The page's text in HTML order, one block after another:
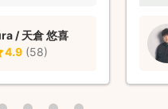
/ 天倉 悠喜
4.9 (58)
か
す
お願